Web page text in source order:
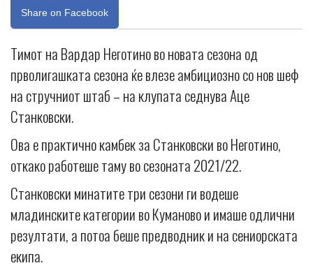
Share on Facebook
Тимот на Вардар Неготино во новата сезона од
прволигашката сезона ќе влезе амбициозно со нов шеф
на стручниот штаб – на клупата седнува Аце
Станковски.
Ова е практично камбек за Станковски во Неготино,
откако работеше таму во сезоната 2021/22.
Станковски минатите три сезони ги водеше
младинските категории во Куманово и имаше одлични
резултати, а потоа беше предводник и на сениорската
екипа.